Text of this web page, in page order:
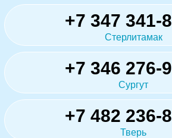
+7 347 341-
Стерлитамак
+7 346 276-
Сургут
+7 482 236-
Тверь